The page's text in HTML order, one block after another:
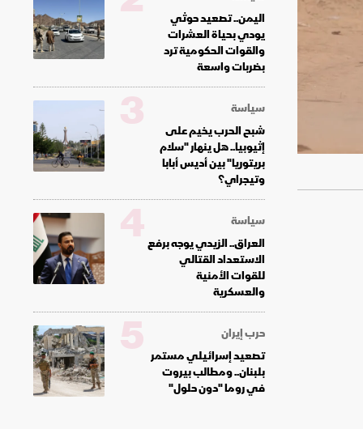
اليمن.. تصعيد حوثي
يودي بحياة العشرات
والقوات الحكومية ترد
بضربات واسعة
سياسة
شبح الحرب يخيم على
إثيوبيا.. هل ينهار "سلام
بريتوريا" بين أديس أبابا
وتيجراي؟
3
سياسة
العراق.. الزيدي يوجه برفع
الاستعداد القتالي
للقوات الأمنية
والعسكرية
4
حرب إيران
تصعيد إسرائيلي مستمر
بلبنان.. ومطالب بيروت
في روما "دون حلول"
5